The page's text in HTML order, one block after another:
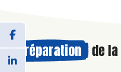
Préparation de la